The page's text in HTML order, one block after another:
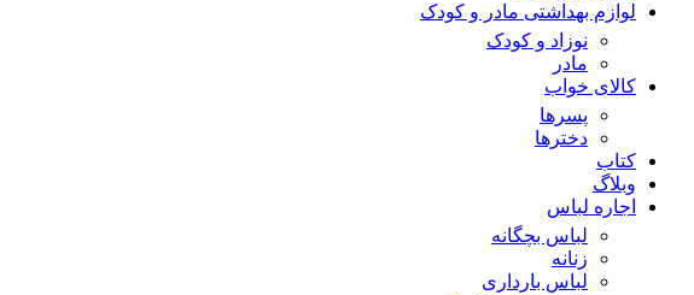
لوازم بهداشتی مادر و کودک
نوزاد و کودک
مادر
کالای خواب
پسرها
دخترها
کتاب
وبلاگ
اجاره لباس
لباس بچگانه
زنانه
لباس بارداری